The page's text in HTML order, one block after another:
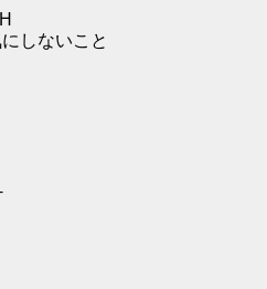
しないこと